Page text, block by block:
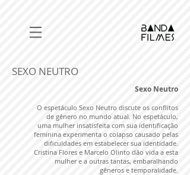
SEXO NEUTRO
Sexo Neutro
O espetáculo Sexo Neutro discute os conflitos
de gênero no mundo atual. No espetáculo,
uma mulher insatisfeita com sua identificação
feminina experimenta o colapso causado pelas
dificuldades em estabelecer sua identidade.
Cristina Flores e Marcelo Olinto dão vida a esta
mulher e a outras tantas, embaralhando
gêneros e temporalidade.